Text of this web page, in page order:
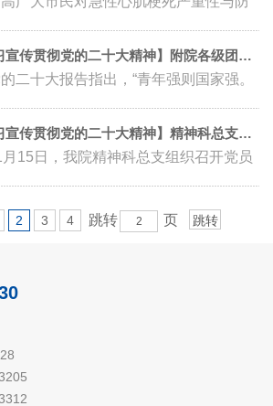
山社区卫生服务中心开展...
【学习宣传贯彻党的二十大精神】附院各级团组织和广大团员青年掀起学习党的二十大精神热...
十大报告指出，“青年强则国家强。
实现梦想的...
【学习宣传贯彻党的二十大精神】精神科总支深入学习贯彻党的二十大精神
15日，我院精神科总支组织召开党员
2 3 4 跳转 页